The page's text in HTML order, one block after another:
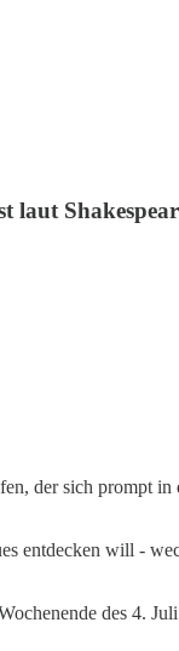
der sich prompt
entdecken will -
des 4.